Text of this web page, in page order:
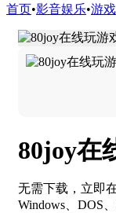
首页•影音娱乐•游
80joy在
无需下载，立即
Windows、DOS